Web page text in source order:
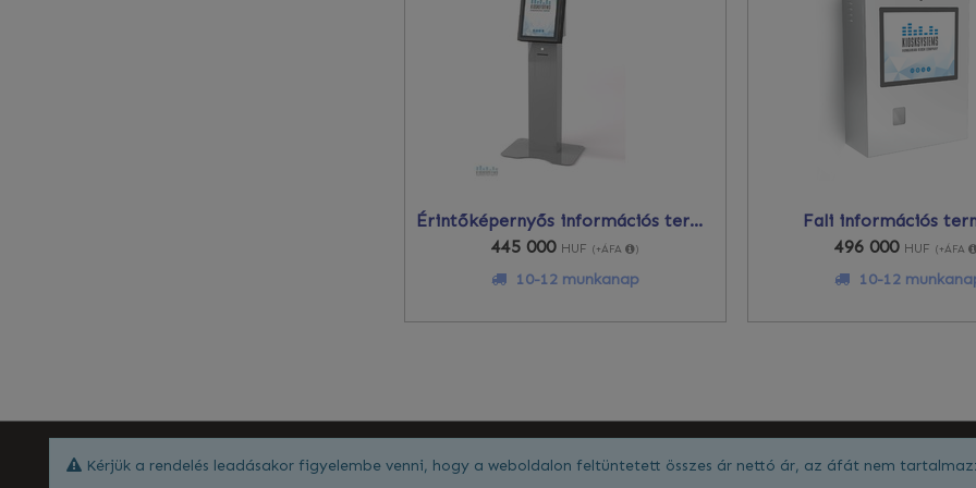
Érintőképernyős információs terminál 21,5"-os Full HD állított elrendezésű képernyővel
445 000 HUF (+ÁFA )
10-12 munkanap
Fali információs
496 000 HUF (+ÁFA
10-12
Kérjük a rendelés leadásakor figyelembe venni, hogy a weboldalon feltüntetett összes ár nettó ár, az áfát nem